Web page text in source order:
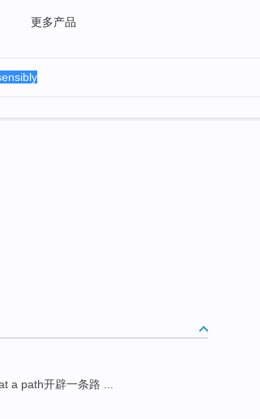
更多产品
a path开辟一条路 ...